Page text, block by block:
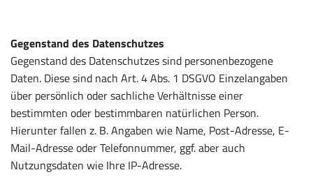
Gegenstand des Datenschutzes
Gegenstand des Datenschutzes sind personenbezogene
Daten. Diese sind nach Art. 4 Abs. 1 DSGVO Einzelangaben
über persönlich oder sachliche Verhältnisse einer
bestimmten oder bestimmbaren natürlichen Person.
Hierunter fallen z. B. Angaben wie Name, Post-Adresse, E-
Mail-Adresse oder Telefonnummer, ggf. aber auch
Nutzungsdaten wie Ihre IP-Adresse.